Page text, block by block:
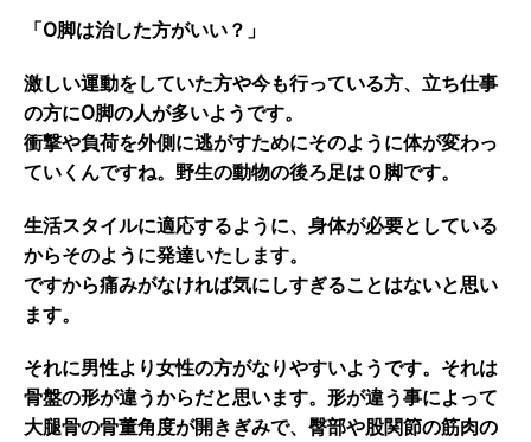
「O脚は治した方がいい？」
激しい運動をしていた方や今も行っている方、立ち仕事
の方にO脚の人が多いようです。
衝撃や負荷を外側に逃がすためにそのように体が変わっ
ていくんですね。野生の動物の後ろ足はＯ脚です。
生活スタイルに適応するように、身体が必要としている
からそのように発達いたします。
ですから痛みがなければ気にしすぎることはないと思い
ます。
それに男性より女性の方がなりやすいようです。それは
骨盤の形が違うからだと思います。形が違う事によって
大腿骨の骨董角度が開きぎみで、臀部や股関節の筋肉の